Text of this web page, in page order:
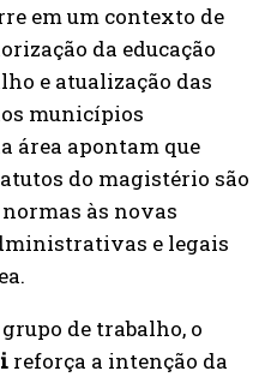
em um contexto de
da educação
e atualização das
municípios
área apontam que
do magistério são
às novas
e legais
de trabalho, o
reforça a intenção da